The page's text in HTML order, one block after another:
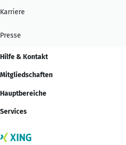
Karriere
Presse
Hilfe & Kontakt
Mitgliedschaften
Hauptbereiche
Services